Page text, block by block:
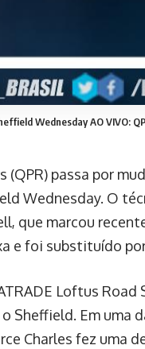
Wednesday AO VIVO:
(QPR) passa por
Wednesday. O
que marcou
e foi substituído
Loftus
Sheffield. Em uma
Charles fez uma